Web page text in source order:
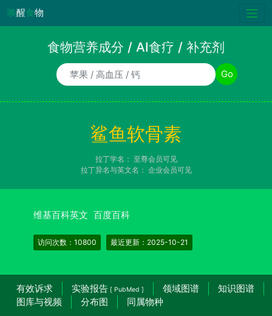
唤醒食物
食物营养成分 / AI食疗 / 补充剂
食物/AI食疗诉求/补充剂名称 Go
鲨鱼软骨素
拉丁学名： 至尊会员可见
拉丁异名与英文名： 企业会员可见
维基百科英文 百度百科
访问次数：10800 最近更新：2025-10-21
有效诉求 实验报告 [ PubMed ] 领域图谱
知识图谱
图库与视频
分布图 同属物种